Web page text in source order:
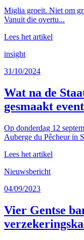
Miglia groeit. Niet om
Vanuit die overtu...
Lees het artikel
insight
31/10/2024
Wat na de
gesmaakt event
Op donderdag 12
Auberge du Pêcheur in
Lees het artikel
Nieuwsbericht
04/09/2023
Vier Gentse